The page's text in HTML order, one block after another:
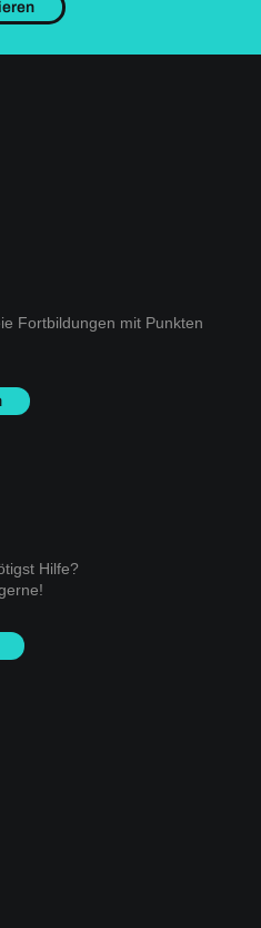
Fortbildungen mit Punkten
Hilfe?